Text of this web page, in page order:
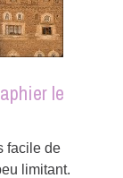
le
facile de
limitant.